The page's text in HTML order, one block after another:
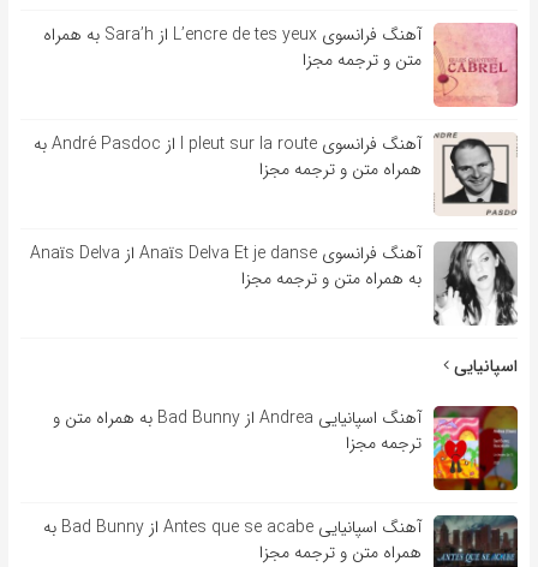
آهنگ فرانسوی L’encre de tes yeux از Sara’h به همراه
متن و ترجمه مجزا
آهنگ فرانسوی l pleut sur la route از André Pasdoc به
همراه متن و ترجمه مجزا
آهنگ فرانسوی Anaïs Delva Et je danse از Anaïs Delva
به همراه متن و ترجمه مجزا
اسپانیایی
آهنگ اسپانیایی Andrea از Bad Bunny به همراه متن و
ترجمه مجزا
آهنگ اسپانیایی Antes que se acabe از Bad Bunny به
همراه متن و ترجمه مجزا